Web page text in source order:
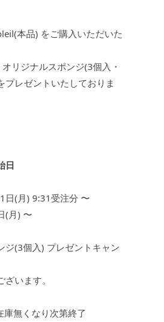
本品) をご購入いただいた
リジナルスポンジ(3個入・
プレゼントいたしておりま
日
日(月) 9:31受注分 〜
(月) 〜
ジ(3個入) プレゼントキャン
います。
無くなり次第終了